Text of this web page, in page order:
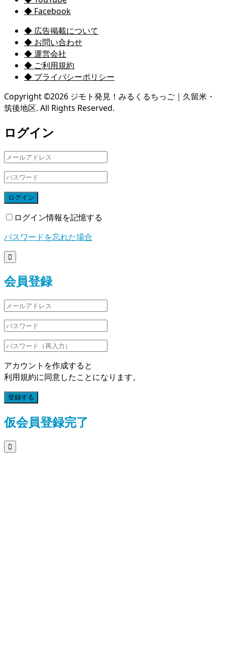
◆ Facebook
◆ 広告掲載について
◆ お問い合わせ
◆ 運営会社
◆ ご利用規約
◆ プライバシーポリシー
Copyright ©2026 ジモト発見！みるくるちっご｜久留米・
筑後地区. All Rights Reserved.
ログイン
ログイン
ログイン情報を記憶する
パスワードを忘れた場合

会員登録
アカウントを作成すると
利用規約に同意したことになります。
登録する
仮会員登録完了
